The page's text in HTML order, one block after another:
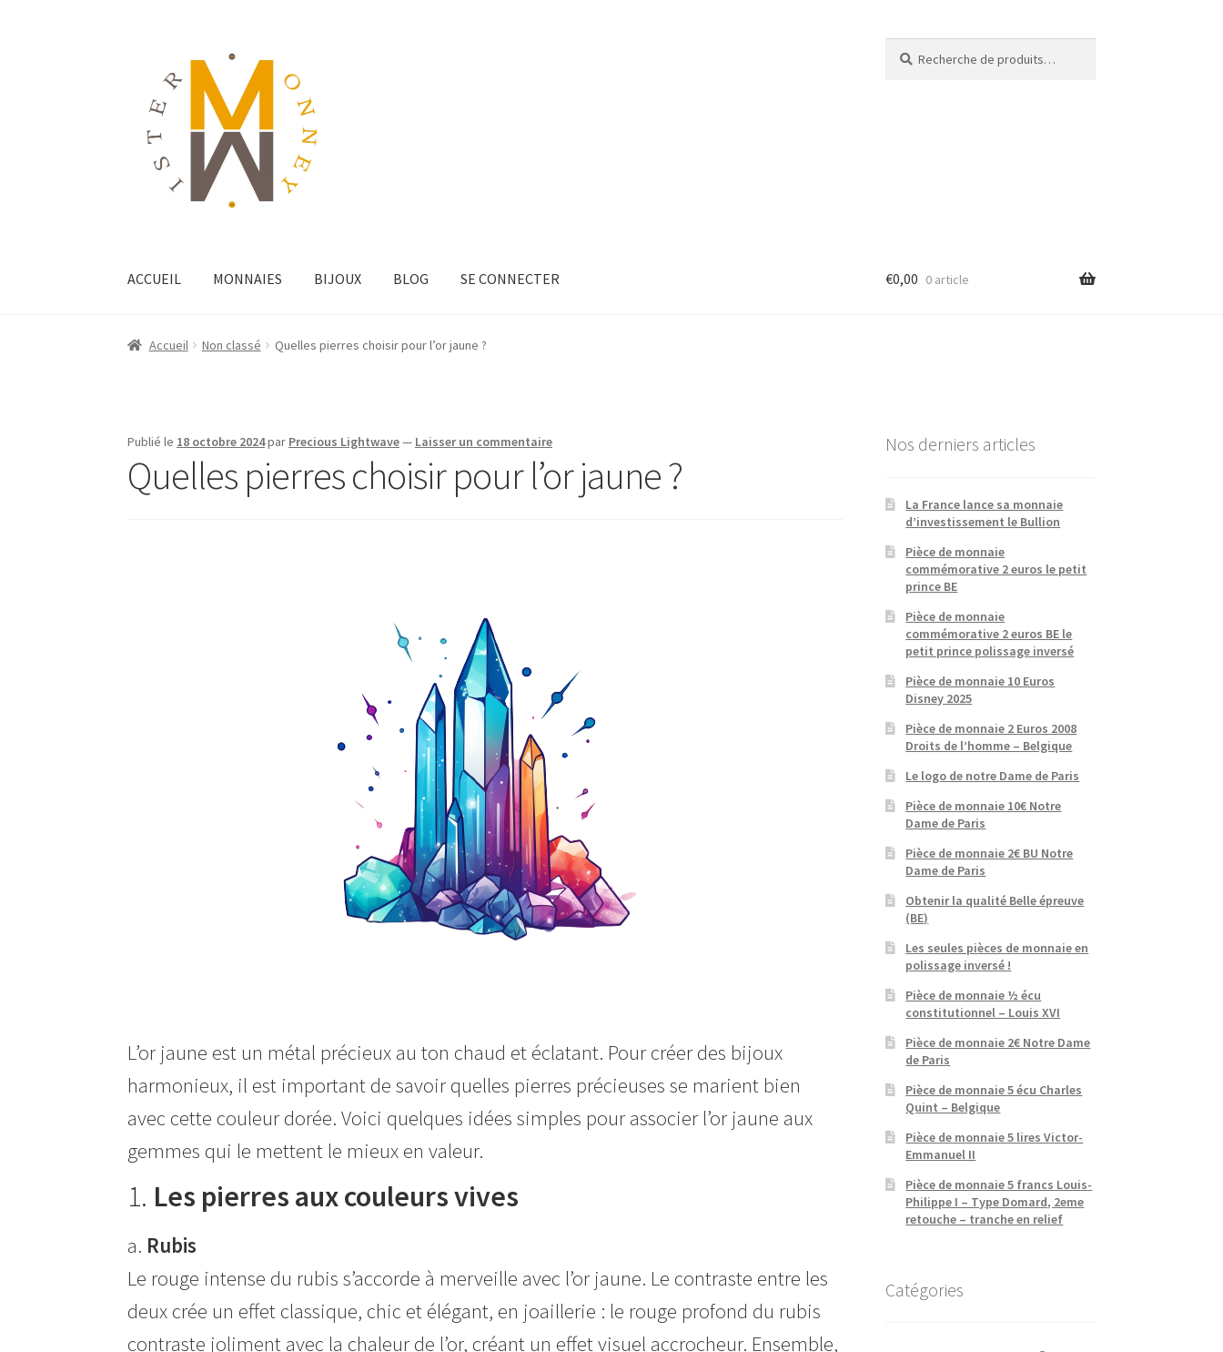
ACCUEIL MONNAIES BIJOUX BLOG SE CONNECTER €0,00 0 article
Accueil Non classé Quelles pierres choisir pour l’or jaune ?
Publié le 18 octobre 2024par Precious Lightwave— Laisser un commentaire
Quelles pierres choisir pour l’or jaune ?
L’or jaune est un métal précieux au ton chaud et éclatant. Pour créer des bijoux
harmonieux, il est important de savoir quelles pierres précieuses se marient bien
avec cette couleur dorée. Voici quelques idées simples pour associer l’or jaune aux
gemmes qui le mettent le mieux en valeur.
1. Les pierres aux couleurs vives
a. Rubis
Le rouge intense du rubis s’accorde à merveille avec l’or jaune. Le contraste entre les
deux crée un effet classique, chic et élégant, en joaillerie : le rouge profond du rubis
contraste joliment avec la chaleur de l’or, créant un effet visuel accrocheur. Ensemble,
Nos derniers articles
La France lance sa monnaie
d’investissement le Bullion
Pièce de monnaie
commémorative 2 euros le petit
prince BE
Pièce de monnaie
commémorative 2 euros BE le
petit prince polissage inversé
Pièce de monnaie 10 Euros
Disney 2025
Pièce de monnaie 2 Euros 2008
Droits de l’homme – Belgique
Le logo de notre Dame de Paris
Pièce de monnaie 10€ Notre
Dame de Paris
Pièce de monnaie 2€ BU Notre
Dame de Paris
Obtenir la qualité Belle épreuve
(BE)
Les seules pièces de monnaie en
polissage inversé !
Pièce de monnaie ½ écu
constitutionnel – Louis XVI
Pièce de monnaie 2€ Notre Dame
de Paris
Pièce de monnaie 5 écu Charles
Quint – Belgique
Pièce de monnaie 5 lires Victor-
Emmanuel II
Pièce de monnaie 5 francs Louis-
Philippe I – Type Domard, 2eme
retouche – tranche en relief
Catégories